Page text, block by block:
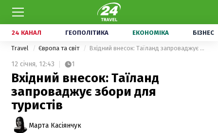
24 КАНАЛ ГЕОПОЛІТИКА ЕКОНОМІКА БІЗНЕС
Travel Європа та світ Вхідний внесок: Таїланд запроваджує збори для туристів
12 січня, 12:43 1
Вхідний внесок: Таїланд
запроваджує збори для
туристів
Марта Касіянчук